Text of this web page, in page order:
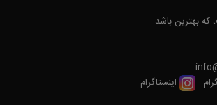
بهترین باشد.
اینستاگرام